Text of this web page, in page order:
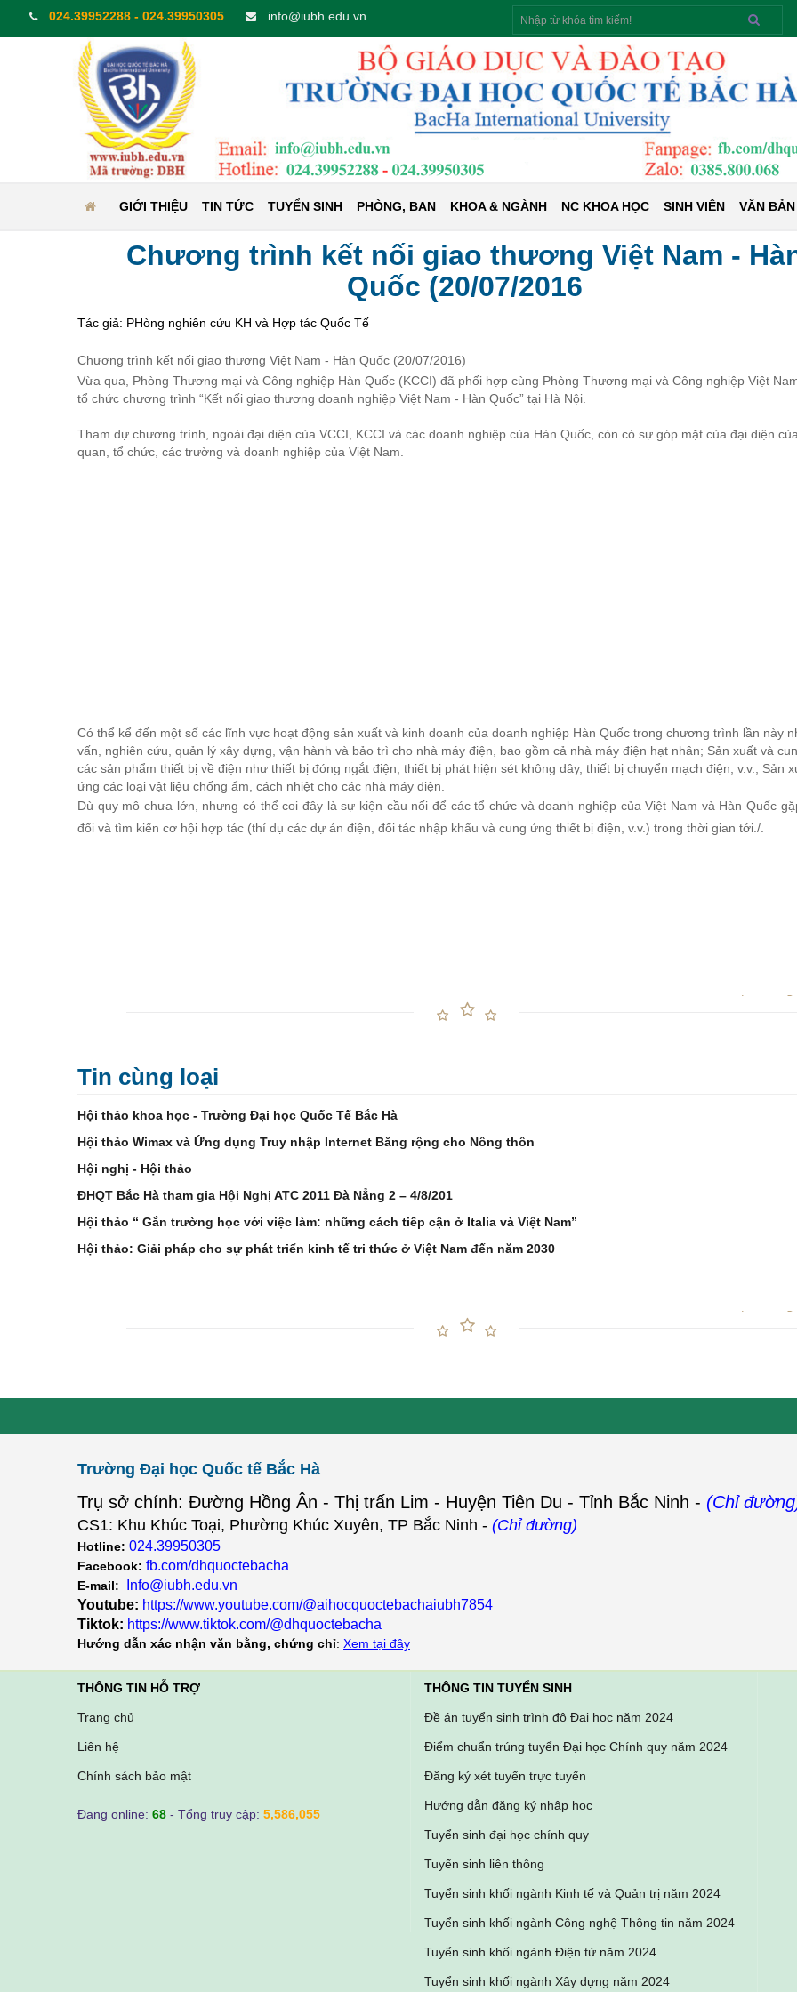
024.39952288 - 024.39950305 info@iubh.edu.vn
Tìm
kiếm
GIỚI THIỆU TIN TỨC TUYỂN SINH PHÒNG, BAN KHOA & NGÀNH NC KHOA HỌC SINH VIÊN VĂN BẢN
Chương trình kết nối giao thương Việt Nam -
Quốc (20/07/2016
Tác giả: PHòng nghiên cứu KH và Hợp tác Quốc Tế
Chương trình kết nối giao thương Việt Nam - Hàn Quốc (20/07/2016)
Vừa qua, Phòng Thương mại và Công nghiệp Hàn Quốc (KCCI) đã phối hợp cùng Phòng Thương mại và Công nghiệp Việt
tổ chức chương trình “Kết nối giao thương doanh nghiệp Việt Nam - Hàn Quốc” tại Hà Nội.
Tham dự chương trình, ngoài đại diện của VCCI, KCCI và các doanh nghiệp của Hàn Quốc, còn có sự góp mặt của đại diện
quan, tổ chức, các trường và doanh nghiệp của Việt Nam.
Có thể kể đến một số các lĩnh vực hoạt động sản xuất và kinh doanh của doanh nghiệp Hàn Quốc trong chương trình lần này
vấn, nghiên cứu, quản lý xây dựng, vận hành và bảo trì cho nhà máy điện, bao gồm cả nhà máy điện hạt nhân; Sản xuất và
các sản phẩm thiết bị về điện như thiết bị đóng ngắt điện, thiết bị phát hiện sét không dây, thiết bị chuyển mạch điện, v.v.; Sản
ứng các loại vật liệu chống ẩm, cách nhiệt cho các nhà máy điện.
Dù quy mô chưa lớn, nhưng có thể coi đây là sự kiện cầu nối để các tổ chức và doanh nghiệp của Việt Nam và Hàn Quốc
đổi và tìm kiến cơ hội hợp tác (thí dụ các dự án điện, đối tác nhập khẩu và cung ứng thiết bị điện, v.v.) trong thời gian tới./.
Tin cùng loại
Hội thảo khoa học - Trường Đại học Quốc Tế Bắc Hà
Hội thảo Wimax và Ứng dụng Truy nhập Internet Băng rộng cho Nông thôn
Hội nghị - Hội thảo
ĐHQT Bắc Hà tham gia Hội Nghị ATC 2011 Đà Nẳng 2 – 4/8/201
Hội thảo “ Gắn trường học với việc làm: những cách tiếp cận ở Italia và Việt Nam”
Hội thảo: Giải pháp cho sự phát triển kinh tế tri thức ở Việt Nam đến năm 2030
Trường Đại học Quốc tế Bắc Hà
Trụ sở chính: Đường Hồng Ân - Thị trấn Lim - Huyện Tiên Du - Tỉnh Bắc Ninh - (Chỉ
CS1: Khu Khúc Toại, Phường Khúc Xuyên, TP Bắc Ninh - (Chỉ đường)
Hotline: 024.39950305
Facebook: fb.com/dhquoctebacha
E-mail:
Info@iubh.edu.vn
Youtube: https://www.youtube.com/@aihocquoctebachaiubh7854
Tiktok: https://www.tiktok.com/@dhquoctebacha
Hướng dẫn xác nhận văn bằng, chứng chỉ: Xem tại đây
THÔNG TIN HỖ TRỢ
Trang chủ
Liên hệ
Chính sách bảo mật
Đang online: 68 - Tổng truy cập: 5,586,055
THÔNG TIN TUYỂN SINH
Đề án tuyển sinh trình độ Đại học năm 2024
Điểm chuẩn trúng tuyển Đại học Chính quy năm 2024
Đăng ký xét tuyển trực tuyến
Hướng dẫn đăng ký nhập học
Tuyển sinh đại học chính quy
Tuyển sinh liên thông
Tuyển sinh khối ngành Kinh tế và Quản trị năm 2024
Tuyển sinh khối ngành Công nghệ Thông tin năm 2024
Tuyển sinh khối ngành Điện tử năm 2024
Tuyển sinh khối ngành Xây dựng năm 2024